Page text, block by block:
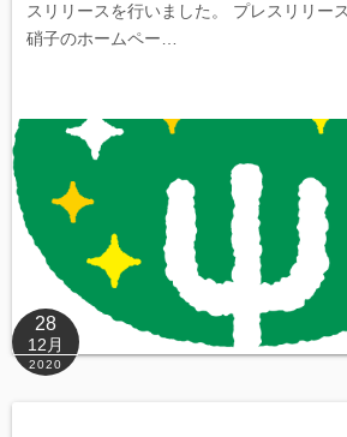
28
12月
2020
スリリースを行いました。 プレスリリー
硝子のホームペー…